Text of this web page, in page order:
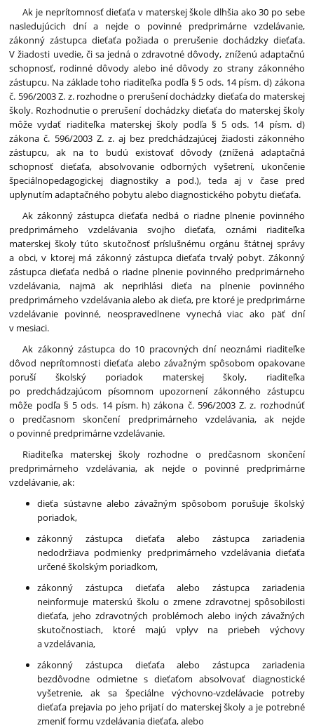
Ak je neprítomnosť dieťaťa v materskej škole dlhšia ako 30 po sebe
nasledujúcich dní a nejde o povinné predprimárne vzdelávanie,
zákonný zástupca dieťaťa požiada o prerušenie dochádzky dieťaťa.
V žiadosti uvedie, či sa jedná o zdravotné dôvody, zníženú adaptačnú
schopnosť, rodinné dôvody alebo iné dôvody zo strany zákonného
zástupcu. Na základe toho riaditeľka podľa § 5 ods. 14 písm. d) zákona
č. 596/2003 Z. z. rozhodne o prerušení dochádzky dieťaťa do materskej
školy. Rozhodnutie o prerušení dochádzky dieťaťa do materskej školy
môže vydať riaditeľka materskej školy podľa § 5 ods. 14 písm. d)
zákona č. 596/2003 Z. z. aj bez predchádzajúcej žiadosti zákonného
zástupcu, ak na to budú existovať dôvody (znížená adaptačná
schopnosť dieťaťa, absolvovanie odborných vyšetrení, ukončenie
špeciálnopedagogickej diagnostiky a pod.), teda aj v čase pred
uplynutím adaptačného pobytu alebo diagnostického pobytu dieťaťa.
Ak zákonný zástupca dieťaťa nedbá o riadne plnenie povinného
predprimárneho vzdelávania svojho dieťaťa, oznámi riaditeľka
materskej školy túto skutočnosť príslušnému orgánu štátnej správy
a obci, v ktorej má zákonný zástupca dieťaťa trvalý pobyt. Zákonný
zástupca dieťaťa nedbá o riadne plnenie povinného predprimárneho
vzdelávania, najmä ak neprihlási dieťa na plnenie povinného
predprimárneho vzdelávania alebo ak dieťa, pre ktoré je predprimárne
vzdelávanie povinné, neospravedlnene vynechá viac ako päť dní
v mesiaci.
Ak zákonný zástupca do 10 pracovných dní neoznámi riaditeľke
dôvod neprítomnosti dieťaťa alebo závažným spôsobom opakovane
poruší školský poriadok materskej školy, riaditeľka
po predchádzajúcom písomnom upozornení zákonného zástupcu
môže podľa § 5 ods. 14 písm. h) zákona č. 596/2003 Z. z. rozhodnúť
o predčasnom skončení predprimárneho vzdelávania, ak nejde
o povinné predprimárne vzdelávanie.
Riaditeľka materskej školy rozhodne o predčasnom skončení
predprimárneho vzdelávania, ak nejde o povinné predprimárne
vzdelávanie, ak:
dieťa sústavne alebo závažným spôsobom porušuje školský
poriadok,
zákonný zástupca dieťaťa alebo zástupca zariadenia
nedodržiava podmienky predprimárneho vzdelávania dieťaťa
určené školským poriadkom,
zákonný zástupca dieťaťa alebo zástupca zariadenia
neinformuje materskú školu o zmene zdravotnej spôsobilosti
dieťaťa, jeho zdravotných problémoch alebo iných závažných
skutočnostiach, ktoré majú vplyv na priebeh výchovy
a vzdelávania,
zákonný zástupca dieťaťa alebo zástupca zariadenia
bezdôvodne odmietne s dieťaťom absolvovať diagnostické
vyšetrenie, ak sa špeciálne výchovno-vzdelávacie potreby
dieťaťa prejavia po jeho prijatí do materskej školy a je potrebné
zmeniť formu vzdelávania dieťaťa, alebo